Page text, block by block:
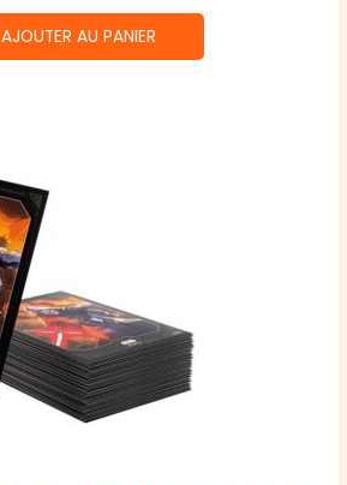
AJOUTER AU PANIER